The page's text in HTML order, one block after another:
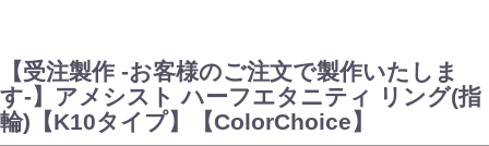
【受注製作 -お客様のご注文で製作いたしま
す-】アメシスト ハーフエタニティ リング(指
輪)【K10タイプ】【ColorChoice】